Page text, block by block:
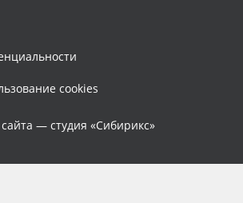
cookies
сайта — студия «Сибирикс»